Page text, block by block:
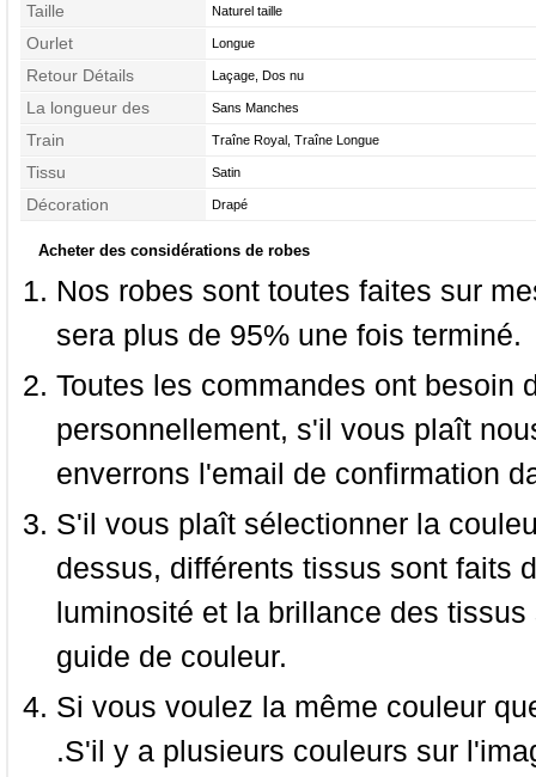
Taille Naturel taille
Ourlet Longue
Retour Détails Laçage, Dos nu
La longueur des
manches
Sans Manches
Train Traîne Royal, Traîne Longue
Tissu Satin
Décoration Drapé
Acheter des considérations de robes
Nos robes sont toutes faites sur
sera plus de 95% une fois terminé.
Toutes les commandes ont besoin
personnellement, s'il vous plaît
enverrons l'email de confirmation
S'il vous plaît sélectionner la
dessus, différents tissus sont faits
luminosité et la brillance des
guide de couleur.
Si vous voulez la même couleur
.S'il y a plusieurs couleurs sur